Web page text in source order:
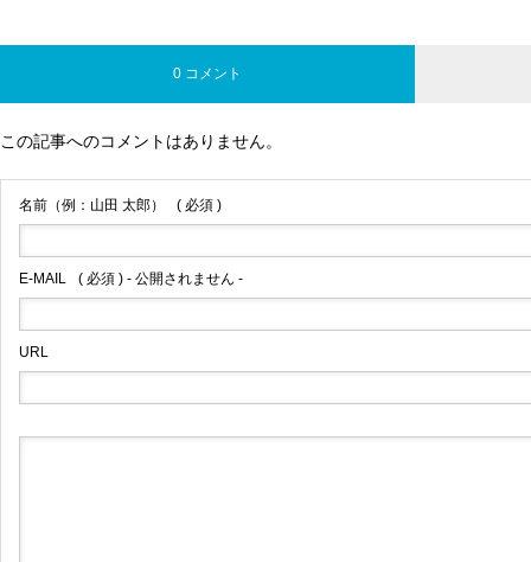
0 コメント
この記事へのコメントはありません。
名前（例：山田 太郎） ( 必須 )
E-MAIL ( 必須 ) - 公開されません -
URL